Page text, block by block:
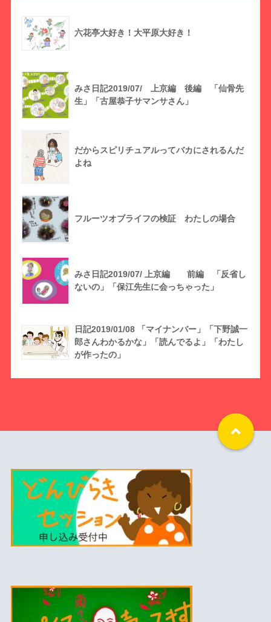
六花亭大好き！大平原大好き！
みさ日記2019/07/ 上京編 後編 「仙骨先
生」「古屋恭子サマンサさん」
だからスピリチュアルってバカにされるんだ
よね
フルーツオブライフの検証 わたしの場合
みさ日記2019/07/ 上京編 前編 「反省し
ないの」「保江先生に会っちゃった」
日記2019/01/08 「マイナンバー」「下野誠一
郎さんわかるかな」「読んでるよ」「わたし
が作ったの」